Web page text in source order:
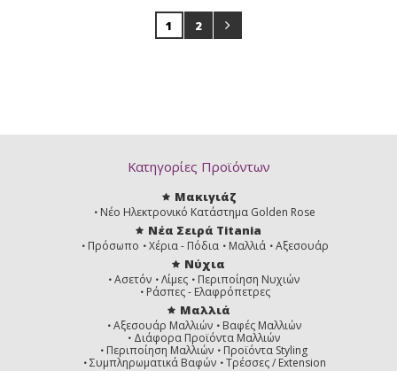
1 2
Κατηγορίες Προϊόντων
Μακιγιάζ
Νέο Ηλεκτρονικό Κατάστημα Golden Rose
Νέα Σειρά Titania
Πρόσωπο Χέρια - Πόδια Μαλλιά Αξεσουάρ
Νύχια
Ασετόν Λίμες
Περιποίηση Νυχιών
Ράσπες - Ελαφρόπετρες
Μαλλιά
Αξεσουάρ Μαλλιών
Βαφές Μαλλιών
Διάφορα Προϊόντα Μαλλιών
Περιποίηση Μαλλιών
Προϊόντα Styling
Συμπληρωματικά Βαφών
Τρέσσες / Extension